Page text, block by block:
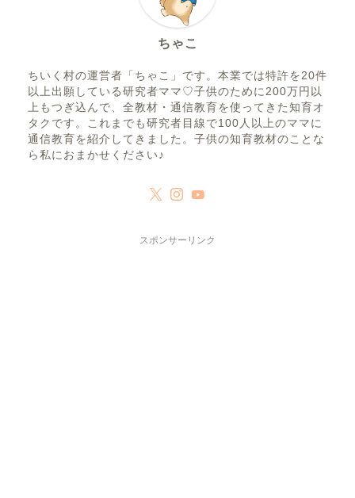
ちゃこ
ちいく村の運営者「ちゃこ」です。本業では特許を20件
以上出願している研究者ママ♡子供のために200万円以
上もつぎ込んで、全教材・通信教育を使ってきた知育オ
タクです。これまでも研究者目線で100人以上のママに
通信教育を紹介してきました。子供の知育教材のことな
ら私におまかせください♪
スポンサーリンク